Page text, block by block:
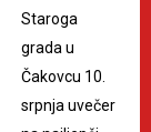
Staroga
grada u
Čakovcu 10.
srpnja uvečer